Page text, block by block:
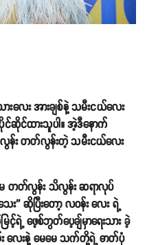
းလေး အားချစ်နဲ့ သမီးငယ်လေး
ဆိုင်ထားသူပါ။ အဲ့ဒီနောက်
န်း တတ်လွန်းတဲ့ သမီးငယ်လေး
တတ်လွန်း သိလွန်း ဆရာလုပ်
း'' ဆိုပြီးတော့ လဝန်း လေး ရဲ့
ဖေ့စ်ဘွတ်ပေ့ချ်မှာရေးသား ခဲ့
း လေးနဲ့ မေမေ သက်တို့ရဲ့ ဓာတ်ပုံ